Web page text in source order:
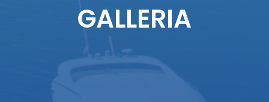
GALLERIA